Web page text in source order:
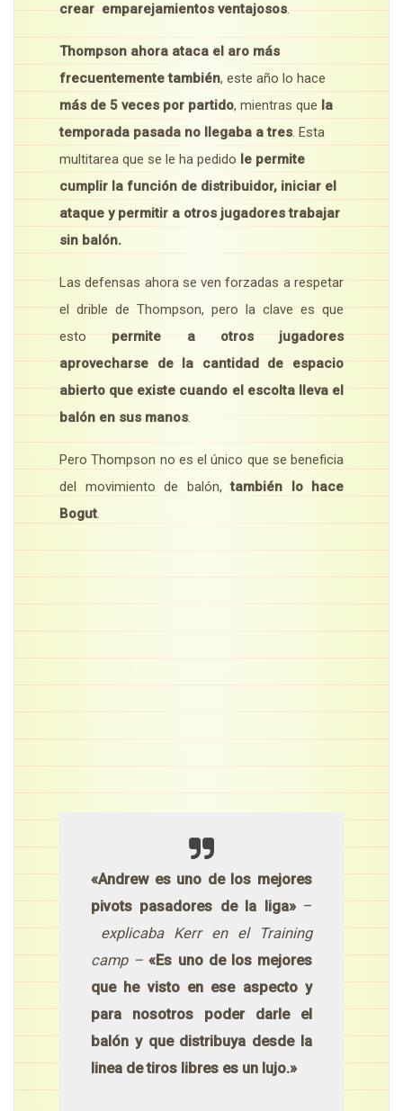
crear emparejamientos ventajosos.
Thompson ahora ataca el aro más
frecuentemente también, este año lo hace
más de 5 veces por partido, mientras que la
temporada pasada no llegaba a tres. Esta
multitarea que se le ha pedido le permite
cumplir la función de distribuidor, iniciar el
ataque y permitir a otros jugadores trabajar
sin balón.
Las defensas ahora se ven forzadas a respetar
el drible de Thompson, pero la clave es que
esto permite a otros jugadores
aprovecharse de la cantidad de espacio
abierto que existe cuando el escolta lleva el
balón en sus manos.
Pero Thompson no es el único que se beneficia
del movimiento de balón,también lo hace
Bogut.
«Andrew es uno de los mejores
pivots pasadores de la liga»–
explicaba Kerr en el Training
camp – «Es uno de los mejores
que he visto en ese aspecto y
para nosotros poder darle el
balón y que distribuya desde la
linea de tiros libres es un lujo.»